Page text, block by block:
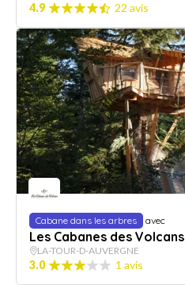
4.9 22 avis
Cabane dans les arbres avec
Les Cabanes des Volcans
LA-TOUR-D-AUVERGNE
3.0 1 avis